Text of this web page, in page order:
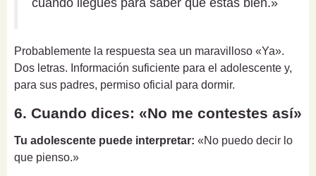
Probablemente la respuesta sea un maravilloso «Ya».
Dos letras. Información suficiente para el adolescente y,
para sus padres, permiso oficial para dormir.
6. Cuando dices: «No me contestes así»
Tu adolescente puede interpretar: «No puedo decir lo
que pienso.»